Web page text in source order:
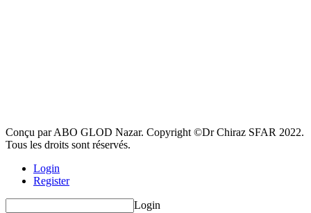
Conçu par ABO GLOD Nazar. Copyright ©Dr Chiraz SFAR 2022.
Tous les droits sont réservés.
Login
Register
Login